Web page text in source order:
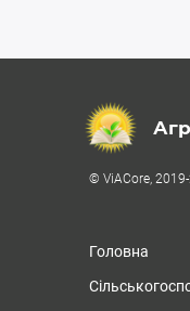
© ViACore,
Головна